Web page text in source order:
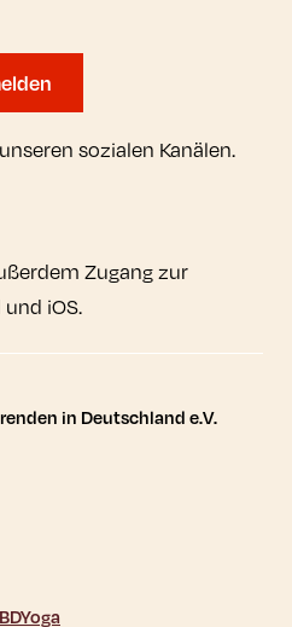
sozialen Kanälen.
Zugang zur
iOS.
weitere Links
in Deutschland e.V.